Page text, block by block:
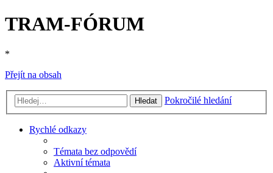
TRAM-FÓRUM
*
Přejít na obsah
Hledat Pokročilé hledání
Rychlé odkazy
Témata bez odpovědí
Aktivní témata